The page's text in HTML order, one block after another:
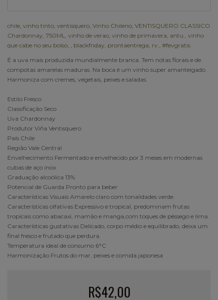
chile vinho tinto ventisquero Vinho Chileno VENTISQUERO CLASSICO
Chardonnay 750ML vinho de verao vinho de primavera antu.
vinho
que cabe no seu bolso
blackfriday prontaentrega rv.
#fevgratis
É a uva mais produzida mundialmente branca. Tem notas florais e de
compotas amarelas maduras. Na boca é um vinho super amanteigado.
Harmoniza com cremes, vegetais, peixes e saladas.
Estilo Fresco
Classificação Seco
Uva Chardonnay
Produtor Viña Ventisquero
País Chile
Região Vale Central
Envelhecimento Fermentado e envelhecido por 3 meses em modernas
cubas de aço inox
Graduação alcoólica 13%
Potencial de Guarda Pronto para beber
Características Visuais Amarelo claro com tonalidades verde.
Características olfativas Expressivo e tropical, predominam frutas
tropicais como abacaxi, mamão e manga,com toques de pêssego e lima.
Características gustativas Delicado, corpo médio e equilibrado, deixa um
final fresco e frutado que perdura.
Temperatura ideal de consumo 6°C
Harmonização Frutos do mar, peixes e comida japonesa
R$42,00